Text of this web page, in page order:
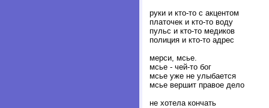
руки и кто-то с акцентом
платочек и кто-то воду
пульс и кто-то медиков
полиция и кто-то адрес
мерси, мсье.
мсье - чей-то бог
мсье уже не улыбается
мсье вершит правое дело
не хотела кончать